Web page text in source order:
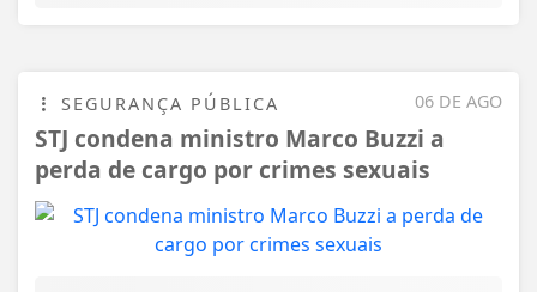
06 DE AGO
SEGURANÇA PÚBLICA
STJ condena ministro Marco Buzzi a
perda de cargo por crimes sexuais